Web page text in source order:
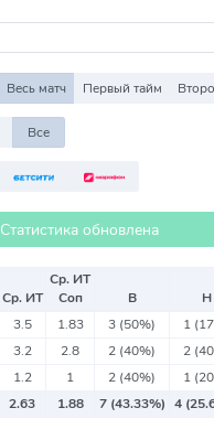
Весь матч Первый тайм
Все
Статистика обновлена
Ср. ИТ
Ср. ИТ
Соп
В Н
3.5 1.83 3 (50%) 1
3.2 2.8 2 (40%) 2
1.2 1 2 (40%) 1
2.63 1.88 7 (43.33%) 4